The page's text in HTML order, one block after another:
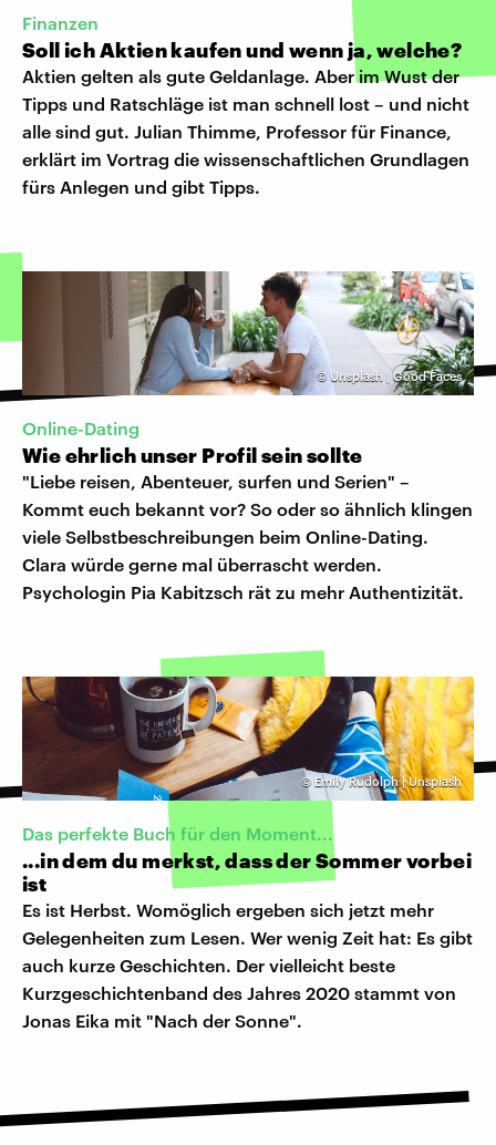
Finanzen
Soll ich Aktien kaufen und wenn ja, welche?
Aktien gelten als gute Geldanlage. Aber im Wust der
Tipps und Ratschläge ist man schnell lost – und nicht
alle sind gut. Julian Thimme, Professor für Finance,
erklärt im Vortrag die wissenschaftlichen Grundlagen
fürs Anlegen und gibt Tipps.
© Unsplash | Good Faces
Online-Dating
Wie ehrlich unser Profil sein sollte
"Liebe reisen, Abenteuer, surfen und Serien" –
Kommt euch bekannt vor? So oder so ähnlich klingen
viele Selbstbeschreibungen beim Online-Dating.
Clara würde gerne mal überrascht werden.
Psychologin Pia Kabitzsch rät zu mehr Authentizität.
© Emily Rudolph | Unsplash
Das perfekte Buch für den Moment...
...in dem du merkst, dass der Sommer vorbei
ist
Es ist Herbst. Womöglich ergeben sich jetzt mehr
Gelegenheiten zum Lesen. Wer wenig Zeit hat: Es gibt
auch kurze Geschichten. Der vielleicht beste
Kurzgeschichtenband des Jahres 2020 stammt von
Jonas Eika mit "Nach der Sonne".